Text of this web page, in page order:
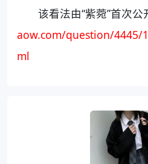
该看法由“紫菀”首次公
aow.com/question/4445/
ml